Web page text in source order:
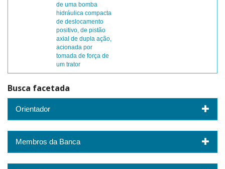
de uma bomba
hidráulica compacta
de deslocamento
positivo, de pistão
axial de dupla ação,
acionada por
tomada de força de
um trator
Busca facetada
Orientador
Membros da Banca